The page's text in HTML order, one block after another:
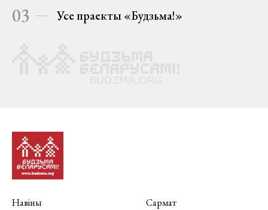
03 Усе праекты «Будзьма!»
Навіны
Сармат